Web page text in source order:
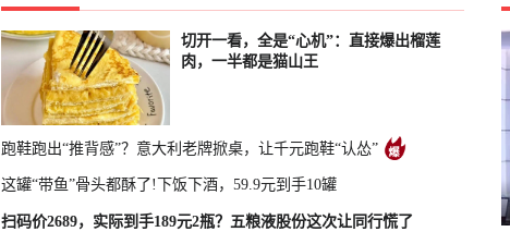
切开一看，全是“心机”：直接爆出榴莲
肉，一半都是猫山王
跑鞋跑出“推背感”？意大利老牌掀桌，让千元跑鞋“认怂”
这罐“带鱼”骨头都酥了!下饭下酒，59.9元到手10罐
扫码价2689，实际到手189元2瓶？五粮液股份这次让同行慌了
已结束